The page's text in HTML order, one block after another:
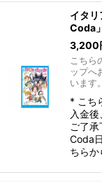
イタ
Coda
3,200
こちら
ップへ
います。
* こち
入金
ご了
Coda
ちら